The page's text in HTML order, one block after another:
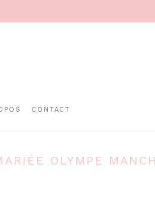
CONTACT
OLYMPE